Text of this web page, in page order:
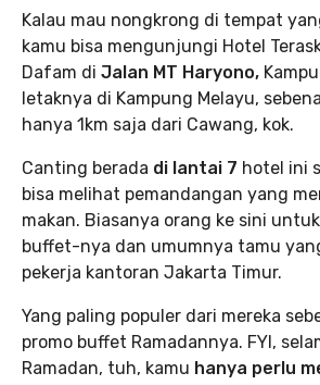
Kalau mau nongkrong di tempat
kamu bisa mengunjungi Hotel
Dafam di Jalan MT Haryono,
letaknya di Kampung Melayu,
hanya 1km saja dari Cawang, kok.
Canting berada di lantai 7 hotel ini
bisa melihat pemandangan yang
makan. Biasanya orang ke sini
buffet-nya dan umumnya tamu
pekerja kantoran Jakarta Timur.
Yang paling populer dari mereka
promo buffet Ramadannya. FYI,
Ramadan, tuh, kamu hanya perlu